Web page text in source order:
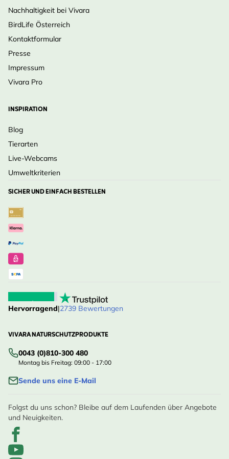
Nachhaltigkeit bei Vivara
BirdLife Österreich
Kontaktformular
Presse
Impressum
Vivara Pro
INSPIRATION
Blog
Tierarten
Live-Webcams
Umweltkriterien
SICHER UND EINFACH BESTELLEN
Hervorragend|2739 Bewertungen
VIVARA NATURSCHUTZPRODUKTE
0043 (0)810-300 480
Montag bis Freitag: 09:00 - 17:00
Sende uns eine E-Mail
Folgst du uns schon? Bleibe auf dem Laufenden über Angebote
und Neuigkeiten.